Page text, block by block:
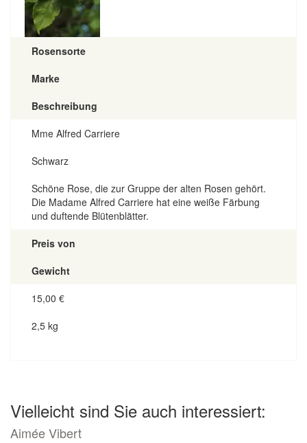
Rosensorte
Marke
Beschreibung
Mme Alfred Carriere
Schwarz
Schöne Rose, die zur Gruppe der alten Rosen gehört.
Die Madame Alfred Carriere hat eine weiße Färbung
und duftende Blütenblätter.
Preis von
Gewicht
15,00 €
2,5 kg
Vielleicht sind Sie auch interessiert:
Aimée Vibert